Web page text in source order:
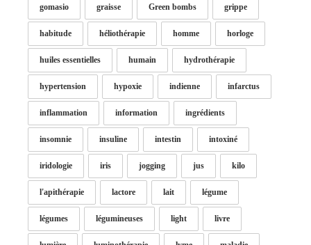
gomasio graisse Green bombs grippe
habitude héliothérapie homme horloge
huiles essentielles humain hydrothérapie
hypertension hypoxie indienne infarctus
inflammation information ingrédients
insomnie insuline intestin intoxiné
iridologie iris jogging jus kilo
l'apithérapie lactore lait légume
légumes légumineuses light livre